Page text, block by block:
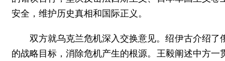
安全，维护历史真相和国际正义。
双方就乌克兰危机深入交换意见。绍伊古介绍
的战略目标，消除危机产生的根源。王毅阐述中方